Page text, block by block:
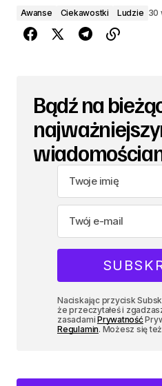
Awanse Ciekawostki Ludzie 30
Bądź na
Naciskając przycisk
że przeczytałeś i
zasadamiPrywatność
Regulamin. Możesz się też